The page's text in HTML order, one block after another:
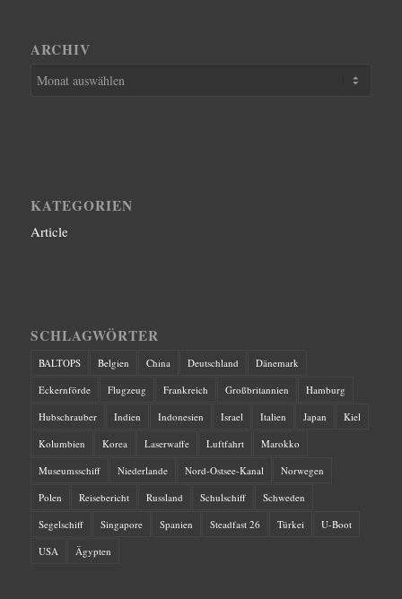
ARCHIV
KATEGORIEN
Article
SCHLAGWÖRTER
BALTOPS Belgien China Deutschland
Dänemark
Eckernförde
Flugzeug Frankreich Großbritannien
Hamburg
Hubschrauber
Indien Indonesien Israel Italien Japan
Kiel
Kolumbien
Korea Laserwaffe Luftfahrt
Marokko
Museumsschiff
Niederlande Nord-Ostsee-Kanal
Norwegen
Polen
Reisebericht Russland Schulschiff
Schweden
Segelschiff
Singapore Spanien Steadfast 26 Türkei
U-Boot
USA
Ägypten